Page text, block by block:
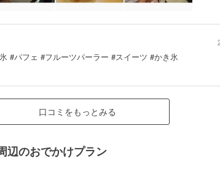
#パフェ #フルーツパーラー #スイーツ #かき氷
口コミをもっとみる
辺のおでかけプラン